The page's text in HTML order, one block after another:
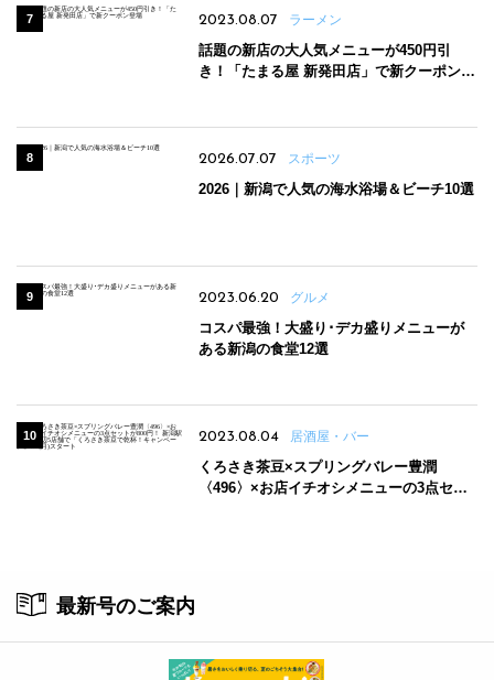
2023.08.07 ラーメン
話題の新店の大人気メニューが450円引
き！「たまる屋 新発田店」で新クーポン登
2026.07.07 スポーツ
2026｜新潟で人気の海水浴場＆ビーチ10選
2023.06.20 グルメ
コスパ最強！大盛り･デカ盛りメニューが
ある新潟の食堂12選
2023.08.04 居酒屋・バー
くろさき茶豆×スプリングバレー豊潤
〈496〉×お店イチオシメニューの3点セッ
最新号のご案内